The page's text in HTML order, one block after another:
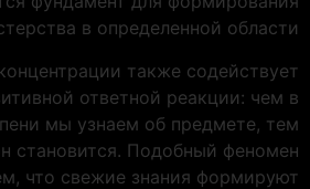
в определенной области.
также содействует
ответной реакции: чем в
мы узнаем об предмете, тем
становится. Подобный феномен
что свежие знания формируют